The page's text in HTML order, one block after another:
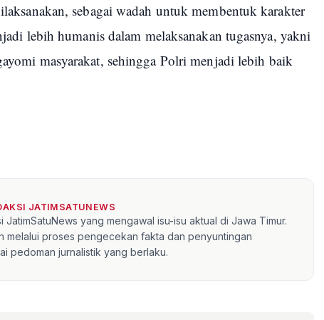
sebagai wadah untuk membentuk karakter
lebih humanis dalam melaksanakan tugasnya, yakni
masyarakat, sehingga Polri menjadi lebih baik
JATIMSATUNEWS
JatimSatuNews yang mengawal isu-isu aktual di Jawa Timur.
melalui proses pengecekan fakta dan penyuntingan
pedoman jurnalistik yang berlaku.